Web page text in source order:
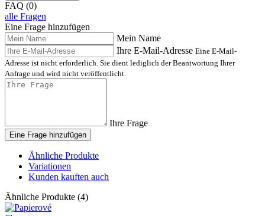
FAQ (0)
alle Fragen
Eine Frage hinzufügen
Mein Name
Ihre E-Mail-Adresse Eine E-Mail-
Adresse ist nicht erforderlich. Sie dient lediglich der Beantwortung Ihrer
Anfrage und wird nicht veröffentlicht.
Ihre Frage
Eine Frage hinzufügen
Ähnliche Produkte
Variationen
Kunden kauften auch
Ähnliche Produkte (4)